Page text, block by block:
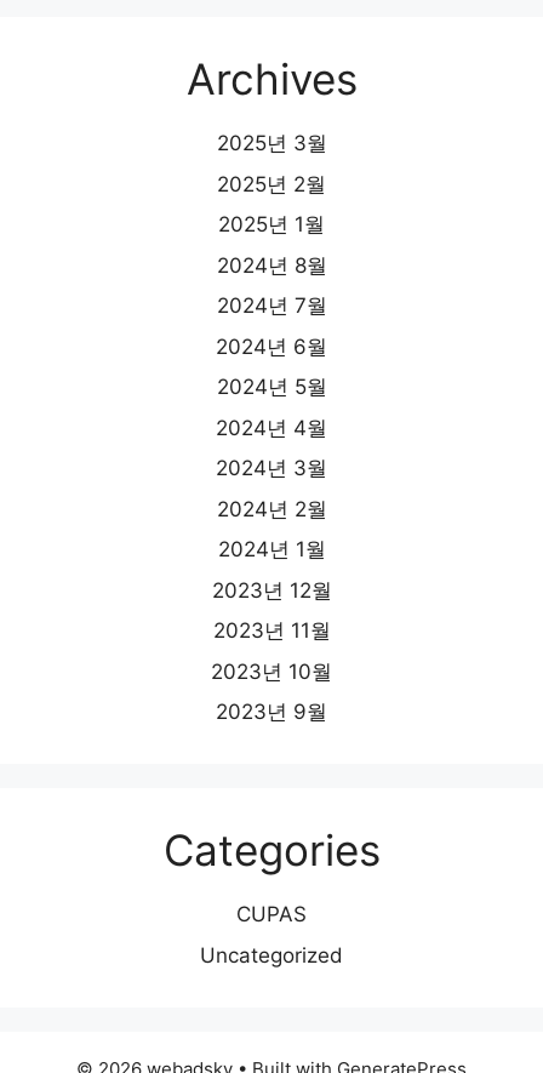
Archives
2025년 3월
2025년 2월
2025년 1월
2024년 8월
2024년 7월
2024년 6월
2024년 5월
2024년 4월
2024년 3월
2024년 2월
2024년 1월
2023년 12월
2023년 11월
2023년 10월
2023년 9월
Categories
CUPAS
Uncategorized
© 2026 webadsky • Built with GeneratePress